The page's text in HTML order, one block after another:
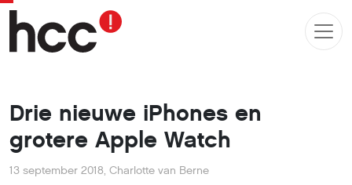
Drie nieuwe iPhones en
grotere Apple Watch
13 september 2018, Charlotte van Berne